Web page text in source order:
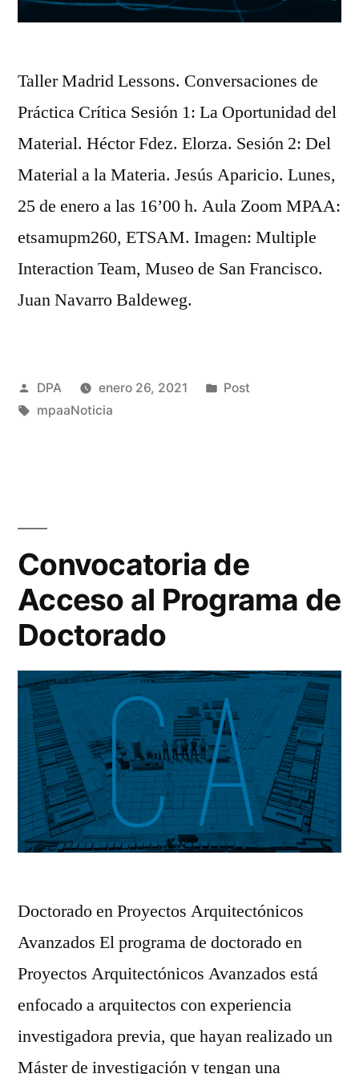
Taller Madrid Lessons. Conversaciones de
Práctica Crítica Sesión 1: La Oportunidad del
Material. Héctor Fdez. Elorza. Sesión 2: Del
Material a la Materia. Jesús Aparicio. Lunes,
25 de enero a las 16’00 h. Aula Zoom MPAA:
etsamupm260, ETSAM. Imagen: Multiple
Interaction Team, Museo de San Francisco.
Juan Navarro Baldeweg.
Publicado
por
DPA enero 26, 2021
Publicado
Post
Etiquetas:
mpaaNoticia
Convocatoria de
Acceso al Programa de
Doctorado
Doctorado en Proyectos Arquitectónicos
Avanzados El programa de doctorado en
Proyectos Arquitectónicos Avanzados está
enfocado a arquitectos con experiencia
investigadora previa, que hayan realizado un
Máster de investigación y tengan una